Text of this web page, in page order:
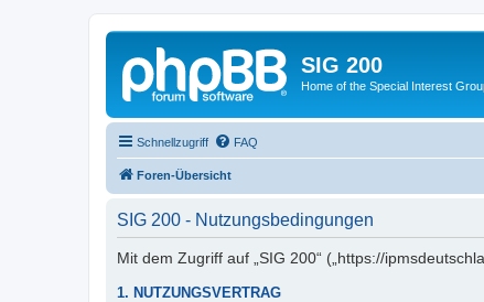
SIG 200
Home of the Special Interest
Schnellzugriff FAQ
Foren-Übersicht
SIG 200 - Nutzungsbedingungen
Mit dem Zugriff auf „SIG 200“ („https://
1. NUTZUNGSVERTRAG